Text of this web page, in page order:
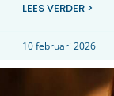
LEES VERDER >
10 februari 2026